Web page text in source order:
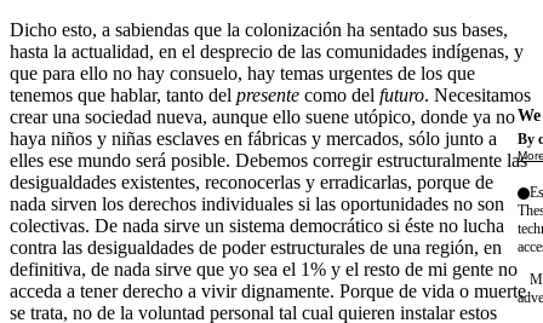
Dicho esto, a sabiendas que la colonización ha sentado sus bases,
hasta la actualidad, en el desprecio de las comunidades indígenas, y
que para ello no hay consuelo, hay temas urgentes de los que
tenemos que hablar, tanto del presente como del futuro. Necesitamos
crear una sociedad nueva, aunque ello suene utópico, donde ya no
haya niños y niñas esclaves en fábricas y mercados, sólo junto a
elles ese mundo será posible. Debemos corregir estructuralmente las
desigualdades existentes, reconocerlas y erradicarlas, porque de
nada sirven los derechos individuales si las oportunidades no son
colectivas. De nada sirve un sistema democrático si éste no lucha
contra las desigualdades de poder estructurales de una región, en
definitiva, de nada sirve que yo sea el 1% y el resto de mi gente no
acceda a tener derecho a vivir dignamente. Porque de vida o muerte
se trata, no de la voluntad personal tal cual quieren instalar estos
By